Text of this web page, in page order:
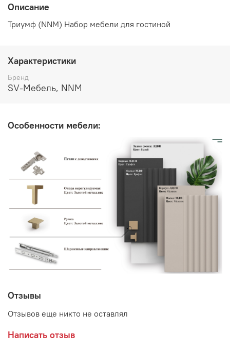
Описание
Триумф (NNM) Набор мебели для гостиной
Характеристики
Бренд
SV-Мебель, NNM
Особенности мебели:
Отзывы
Отзывов еще никто не оставлял
Написать отзыв